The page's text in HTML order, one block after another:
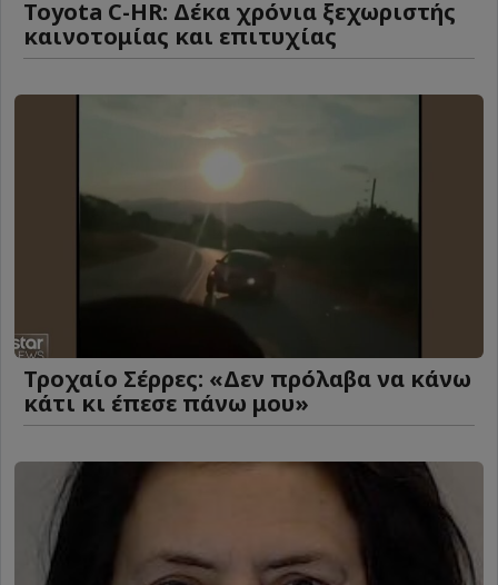
Toyota C-HR: Δέκα χρόνια ξεχωριστής
καινοτομίας και επιτυχίας
Τροχαίο Σέρρες: «Δεν πρόλαβα να κάνω
κάτι κι έπεσε πάνω μου»